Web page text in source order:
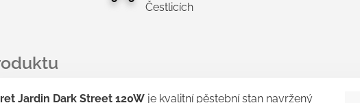
Čestlicích
Jardin Dark Street 120W je kvalitní pěstební stan navržený